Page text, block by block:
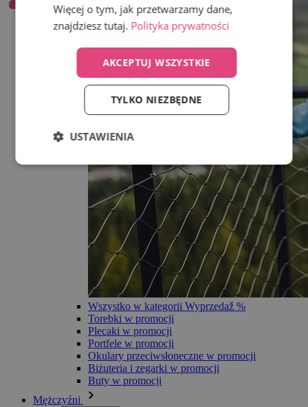
Wszystko w kategorii Wyprzedaž %
Torebki w promocji
Plecaki w promocji
Portfele w promocji
Okulary przeciwsłoneczne w promocji
Biżuteria i zegarki w promocji
Buty w promocji
Mężczyźni
Więcej o tym, jak przetwarzamy dane,
znajdziesz tutaj. Polityka prywatności
AKCEPTUJ WSZYSTKIE
TYLKO NIEZBĘDNE
USTAWIENIA